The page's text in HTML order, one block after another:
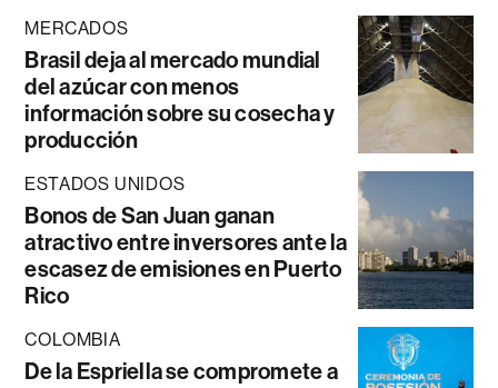
MERCADOS
Brasil deja al mercado mundial
del azúcar con menos
información sobre su cosecha y
producción
ESTADOS UNIDOS
Bonos de San Juan ganan
atractivo entre inversores ante la
escasez de emisiones en Puerto
Rico
COLOMBIA
De la Espriella se compromete a